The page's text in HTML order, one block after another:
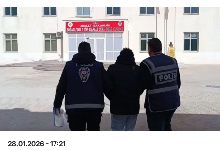
28.01.2026 - 17:21